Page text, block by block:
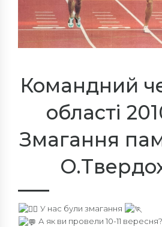
Командний
області
Змагання
У нас були змагання
А як ви провели 10-11 вересня?